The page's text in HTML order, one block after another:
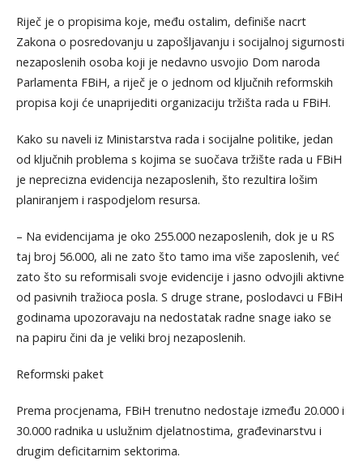
Riječ je o propisima koje, među ostalim, definiše nacrt
Zakona o posredovanju u zapošljavanju i socijalnoj sigurnosti
nezaposlenih osoba koji je nedavno usvojio Dom naroda
Parlamenta FBiH, a riječ je o jednom od ključnih reformskih
propisa koji će unaprijediti organizaciju tržišta rada u FBiH.
Kako su naveli iz Ministarstva rada i socijalne politike, jedan
od ključnih problema s kojima se suočava tržište rada u FBiH
je neprecizna evidencija nezaposlenih, što rezultira lošim
planiranjem i raspodjelom resursa.
– Na evidencijama je oko 255.000 nezaposlenih, dok je u RS
taj broj 56.000, ali ne zato što tamo ima više zaposlenih, već
zato što su reformisali svoje evidencije i jasno odvojili aktivne
od pasivnih tražioca posla. S druge strane, poslodavci u FBiH
godinama upozoravaju na nedostatak radne snage iako se
na papiru čini da je veliki broj nezaposlenih.
Reformski paket
Prema procjenama, FBiH trenutno nedostaje između 20.000 i
30.000 radnika u uslužnim djelatnostima, građevinarstvu i
drugim deficitarnim sektorima.